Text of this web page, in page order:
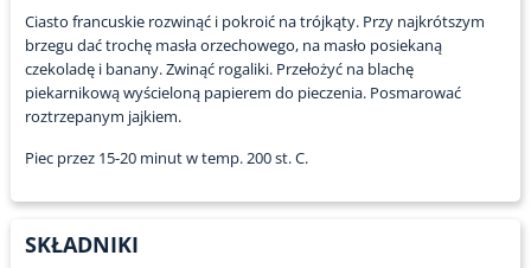
Ciasto francuskie rozwinąć i pokroić na trójkąty. Przy najkrótszym
brzegu dać trochę masła orzechowego, na masło posiekaną
czekoladę i banany. Zwinąć rogaliki. Przełożyć na blachę
piekarnikową wyścieloną papierem do pieczenia. Posmarować
roztrzepanym jajkiem.
Piec przez 15-20 minut w temp. 200 st. C.
SKŁADNIKI